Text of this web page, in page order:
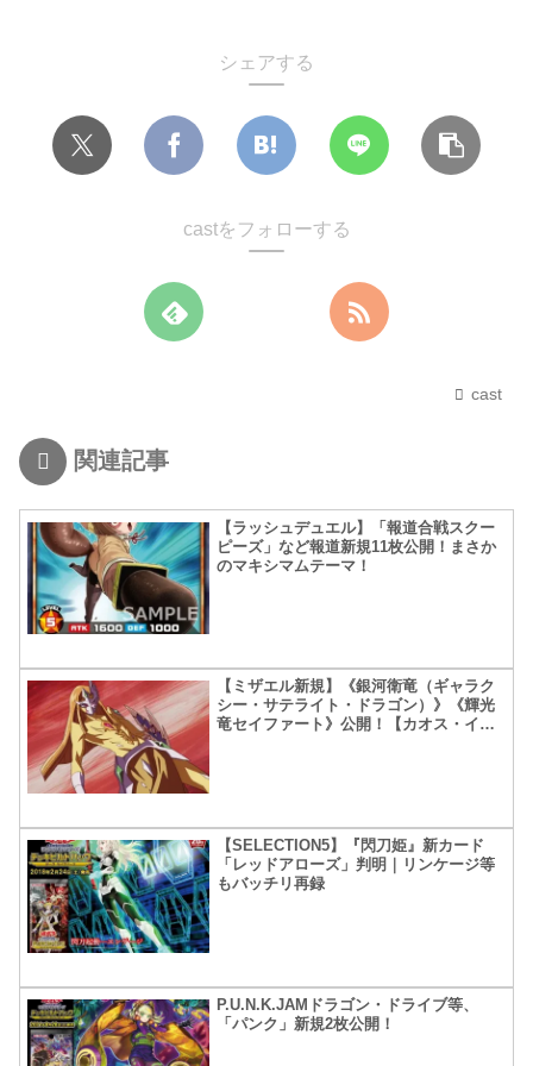
シェアする
castをフォローする
cast
関連記事
【ラッシュデュエル】「報道合戦スクー
ピーズ」など報道新規11枚公開！まさか
のマキシマムテーマ！
【ミザエル新規】《銀河衛竜（ギャラク
シー・サテライト・ドラゴン）》《輝光
竜セイファート》公開！【カオス・イン
【SELECTION5】『閃刀姫』新カード
「レッドアローズ」判明｜リンケージ等
もバッチリ再録
P.U.N.K.JAMドラゴン・ドライブ等、
「パンク」新規2枚公開！